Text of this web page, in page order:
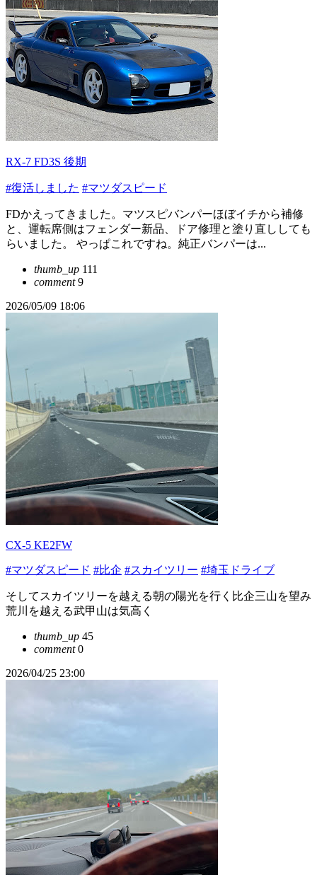
RX-7 FD3S 後期
#復活しました #マツダスピード
FDかえってきました。マツスピバンパーほぼイチから補修
と、運転席側はフェンダー新品、ドア修理と塗り直ししても
らいました。 やっぱこれですね。純正バンパーは...
thumb_up 111
comment9
2026/05/09 18:06
CX-5 KE2FW
#マツダスピード #比企 #スカイツリー #埼玉ドライブ
そしてスカイツリーを越える朝の陽光を行く比企三山を望み
荒川を越える武甲山は気高く
thumb_up 45
comment0
2026/04/25 23:00